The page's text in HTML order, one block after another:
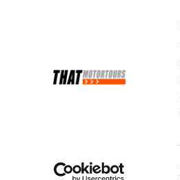
NL-6321 BA WIJLRE